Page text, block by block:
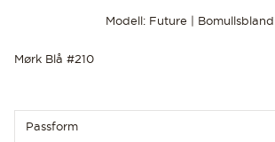
Modell: Future |
Mørk Blå #210
Passform